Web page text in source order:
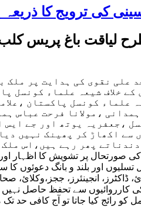
لیاقت باغ پریس
علی نقوی کی ہدایت پر
خلاف شیعہ علماء کونسل
کونسل پاکستان
،مولانا فرحت عباس
،جعفریہ یوتھ اور جے
اکھاڑ کر پھینک نہیں
پھر رہے ہیں،اس
صورتحال پر تشویش کا اظہار
اور بلند و بانگ دعوئوں کا
ڈاکٹرز، انجینئرز،
سے تحفظ حاصل نہیں
کو رائج کیا جاتا تو آج